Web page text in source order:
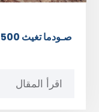
اقرأ المقال